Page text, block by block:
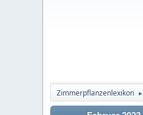
Zimmerpflanzenlexikon ►